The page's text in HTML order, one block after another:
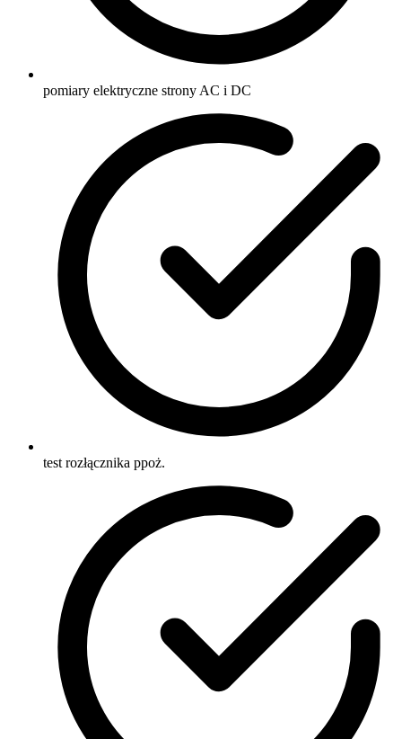
pomiary elektryczne strony AC i DC
test rozłącznika ppoż.